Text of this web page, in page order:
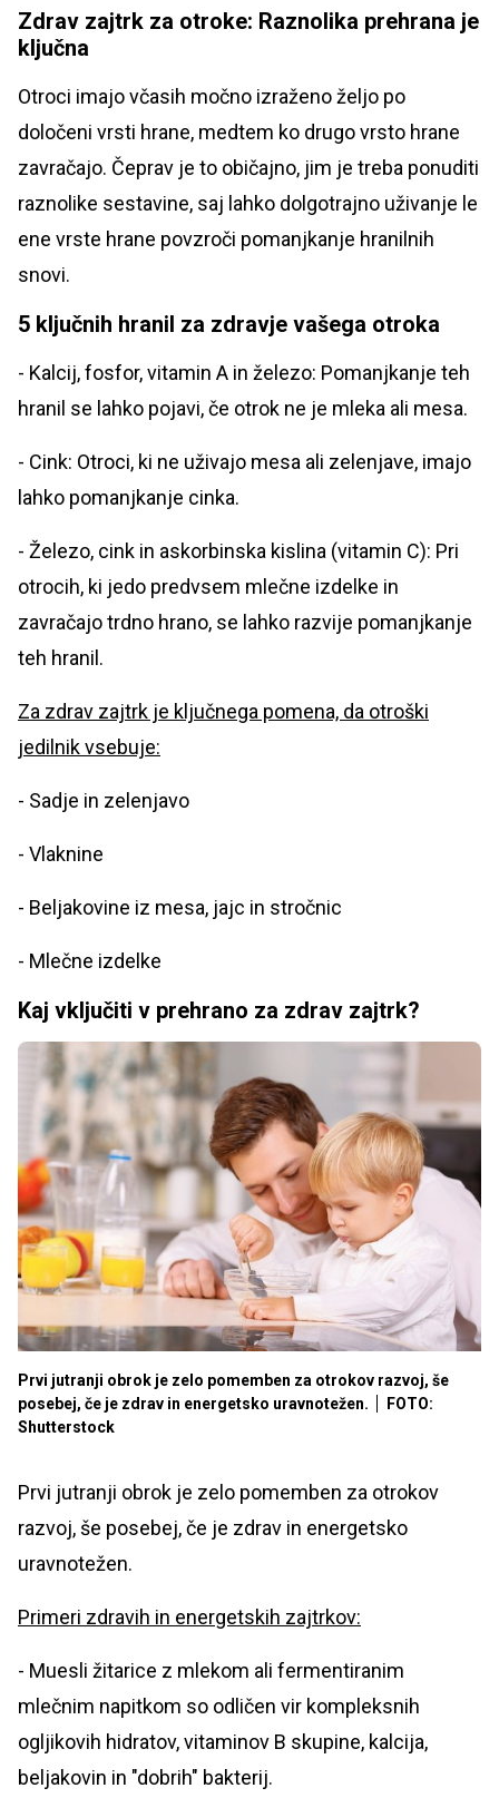
Zdrav zajtrk za otroke: Raznolika prehrana je
ključna
Otroci imajo včasih močno izraženo željo po
določeni vrsti hrane, medtem ko drugo vrsto hrane
zavračajo. Čeprav je to običajno, jim je treba ponuditi
raznolike sestavine, saj lahko dolgotrajno uživanje le
ene vrste hrane povzroči pomanjkanje hranilnih
snovi.
5 ključnih hranil za zdravje vašega otroka
- Kalcij, fosfor, vitamin A in železo: Pomanjkanje teh
hranil se lahko pojavi, če otrok ne je mleka ali mesa.
- Cink: Otroci, ki ne uživajo mesa ali zelenjave, imajo
lahko pomanjkanje cinka.
- Železo, cink in askorbinska kislina (vitamin C): Pri
otrocih, ki jedo predvsem mlečne izdelke in
zavračajo trdno hrano, se lahko razvije pomanjkanje
teh hranil.
Za zdrav zajtrk je ključnega pomena, da otroški
jedilnik vsebuje:
- Sadje in zelenjavo
- Vlaknine
- Beljakovine iz mesa, jajc in stročnic
- Mlečne izdelke
Kaj vključiti v prehrano za zdrav zajtrk?
Prvi jutranji obrok je zelo pomemben za otrokov razvoj, še
posebej, če je zdrav in energetsko uravnotežen.
FOTO:
Shutterstock
Prvi jutranji obrok je zelo pomemben za otrokov
razvoj, še posebej, če je zdrav in energetsko
uravnotežen.
Primeri zdravih in energetskih zajtrkov:
- Muesli žitarice z mlekom ali fermentiranim
mlečnim napitkom so odličen vir kompleksnih
ogljikovih hidratov, vitaminov B skupine, kalcija,
beljakovin in "dobrih" bakterij.